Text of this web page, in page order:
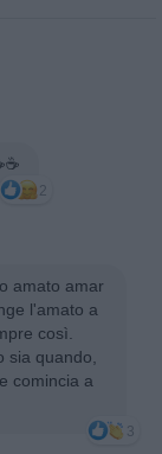
2
amato amar
l'amato a
così.
sia quando,
comincia a
3